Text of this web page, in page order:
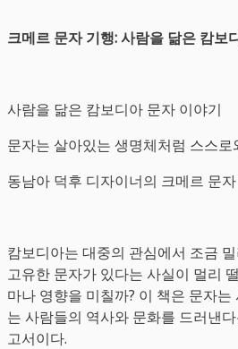
크메르 문자 기행: 사람을 닮은 캄보
사람을 닮은 캄보디아 문자 이야기
문자는 살아있는 생명체처럼 스스
동남아 덕후 디자이너의 크메르 문
캄보디아는 대중의 관심에서 조금
고유한 문자가 있다는 사실이 멀리
마나 영향을 미칠까? 이 책은 문자
는 사람들의 역사와 문화를 드러낸
고서이다.